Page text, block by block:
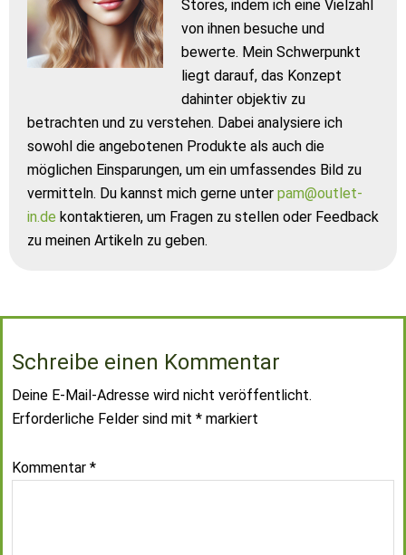
Stores, indem ich eine Vielzahl
von ihnen besuche und
bewerte. Mein Schwerpunkt
liegt darauf, das Konzept
dahinter objektiv zu
betrachten und zu verstehen. Dabei analysiere ich
sowohl die angebotenen Produkte als auch die
möglichen Einsparungen, um ein umfassendes Bild zu
vermitteln. Du kannst mich gerne unter pam@outlet-
in.de kontaktieren, um Fragen zu stellen oder Feedback
zu meinen Artikeln zu geben.
Schreibe einen Kommentar
Deine E-Mail-Adresse wird nicht veröffentlicht.
Erforderliche Felder sind mit * markiert
Kommentar *